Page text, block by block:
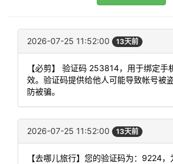
2026-07-25 11:52:00 13天前
【必剪】 验证码 253814，用于绑定手
效。验证码提供给他人可能导致帐号被
防被骗。
2026-07-25 11:52:00 13天前
【去哪儿旅行】您的验证码为：9224，